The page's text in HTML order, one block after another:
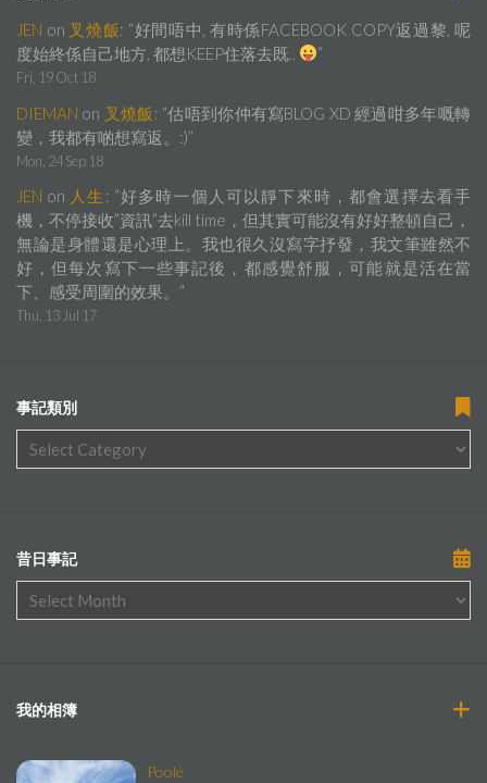
JEN on 叉燒飯: “好間唔中, 有時係FACEBOOK COPY返過黎, 呢
度始終係自己地方, 都想KEEP住落去既..
”
Fri, 19 Oct 18
DIEMAN on 叉燒飯 : “估唔到你仲有寫BLOG XD 經過咁多年嘅轉
變，我都有啲想寫返。:)”
Mon, 24 Sep 18
JEN on 人生 : “好多時一個人可以靜下來時，都會選擇去看手
機，不停接收”資訊”去kill time，但其實可能沒有好好整頓自己，
無論是身體還是心理上。我也很久沒寫字抒發，我文筆雖然不
好，但每次寫下一些事記後，都感覺舒服，可能就是活在當
下、感受周圍的效果。 ”
Thu, 13 Jul 17
事記類別
昔日事記
我的相簿
Poole